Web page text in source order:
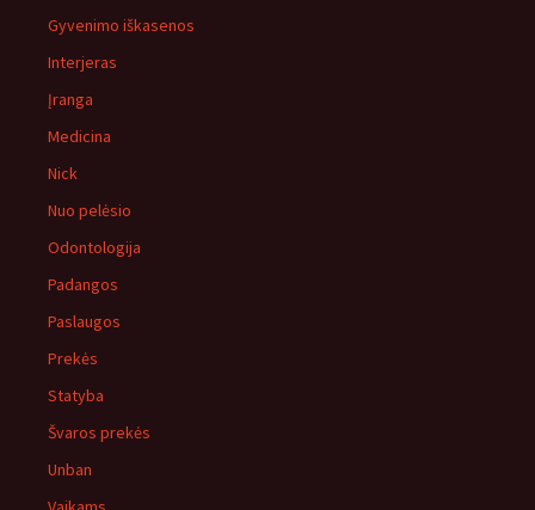
Gyvenimo iškasenos
Interjeras
Įranga
Medicina
Nick
Nuo pelėsio
Odontologija
Padangos
Paslaugos
Prekės
Statyba
Švaros prekės
Unban